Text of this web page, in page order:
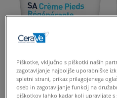
Piškotke, vključno s piškotki naših
zagotavljanje najboljše uporabniške
spletni strani, prikaz prilagojenega
oseb in zagotavljanje funkcij na
piškotkov lahko kadar koli upravljate s